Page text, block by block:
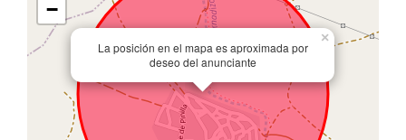
La posición en el mapa es aproximada por
deseo del anunciante
×
−